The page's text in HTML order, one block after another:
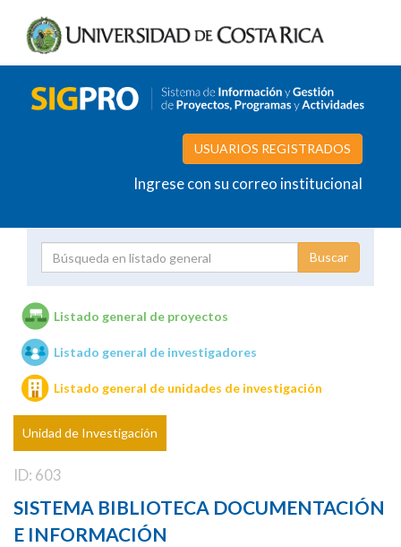
USUARIOS REGISTRADOS
Ingrese con su correo institucional
Unidades de investigación
Listado general de proyectos
Listado general de investigadores
Listado general de unidades de investigación
Unidad de Investigación
ID: 603
SISTEMA BIBLIOTECA DOCUMENTACIÓN
E INFORMACIÓN